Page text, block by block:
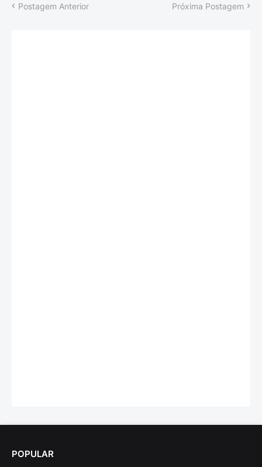
Postagem Anterior Próxima Postagem
POPULAR